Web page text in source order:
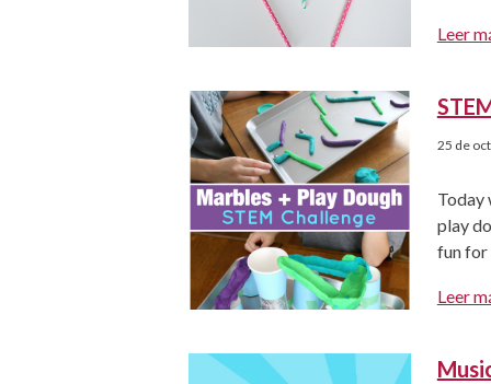
otras
Leer
25 de
Today
play
fun for
Craft
Leer